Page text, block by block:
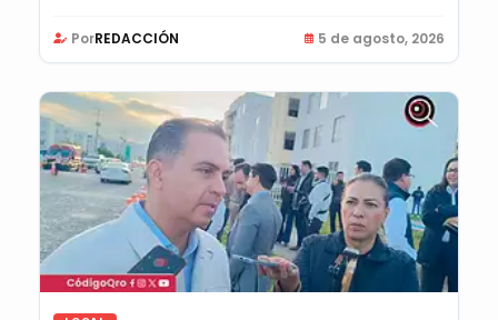
PorREDACCIÓN 5 de agosto, 2026